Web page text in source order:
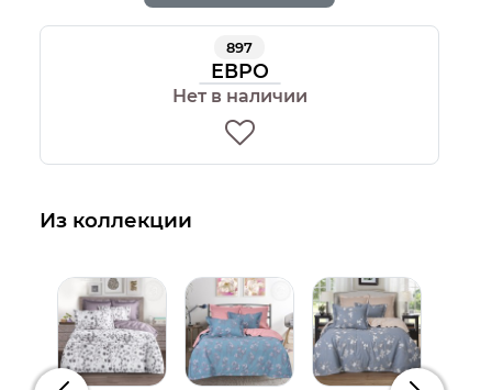
897
ЕВРО
Нет в наличии
Из коллекции